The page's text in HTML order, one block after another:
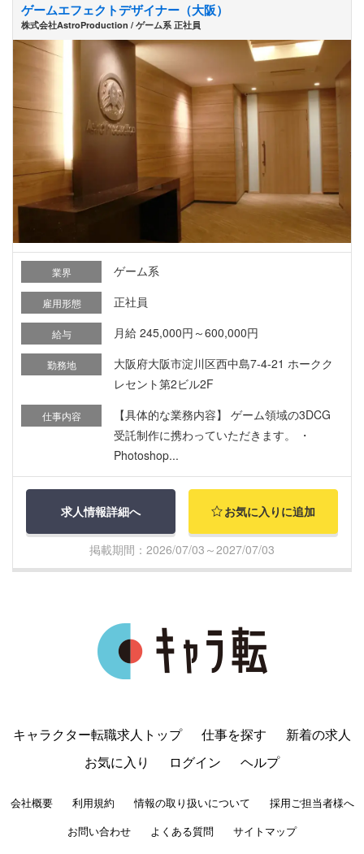
ゲームエフェクトデザイナー（大阪）
株式会社AstroProduction / ゲーム系 正社員
業界 ゲーム系
雇用形態 正社員
給与 月給 245,000円～600,000円
勤務地
大阪府大阪市淀川区西中島7-4-21 ホークク
レセント第2ビル2F
仕事内容
【具体的な業務内容】 ゲーム領域の3DCG
受託制作に携わっていただきます。 ・
Photoshop...
求人情報詳細へ お気に入りに追加
掲載期間：2026/07/03～2027/07/03
キャラクター転職求人トップ 仕事を探す
新着の求人
お気に入り
ログイン ヘルプ
会社概要 利用規約 情報の取り扱いについて
採用ご担当者様へ
お問い合わせ
よくある質問 サイトマップ